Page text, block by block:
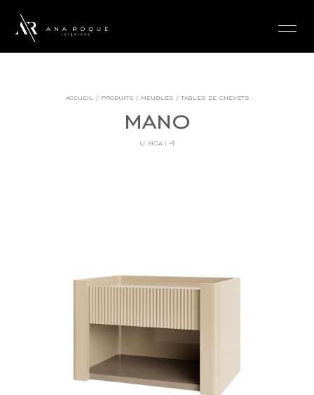
accueil/ produits/ meubles/ tables de chevets
mano
u.mca14